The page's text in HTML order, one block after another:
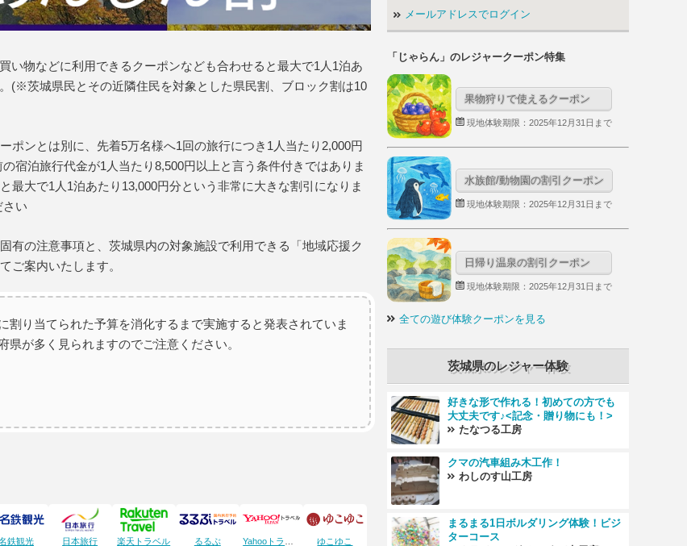
い物などに利用できるクーポンなども合わせると最大で1人1泊あ
(※茨城県民とその近隣住民を対象とした県民割、ブロック割は10
ポンとは別に、先着5万名様へ1回の旅行につき1人当たり2,000円
宿泊旅行代金が1人当たり8,500円以上と言う条件付きではありま
大で1人1泊あたり13,000円分という非常に大きな割引になりま
さい
有の注意事項と、茨城県内の対象施設で利用できる「地域応援ク
ご案内いたします。
割り当てられた予算を消化するまで実施すると発表されていま
が多く見られますのでご注意ください。
鉄観光 日本旅行 楽天トラベル るるぶ ゆこゆこ
メールアドレスでログイン
「じゃらん」のレジャークーポン特集
果物狩りで使えるクーポン
現地体験期限：2025年12月31日まで
水族館/動物園の割引クーポン
現地体験期限：2025年12月31日まで
日帰り温泉の割引クーポン
現地体験期限：2025年12月31日まで
全ての遊び体験クーポンを見る
茨城県のレジャー体験
好きな形で作れる！初めての方でも
大丈夫です♪<記念・贈り物にも！>
たなつる工房
クマの汽車組み木工作！
わしのす山工房
まるまる1日ボルダリング体験！ビジ
ターコース